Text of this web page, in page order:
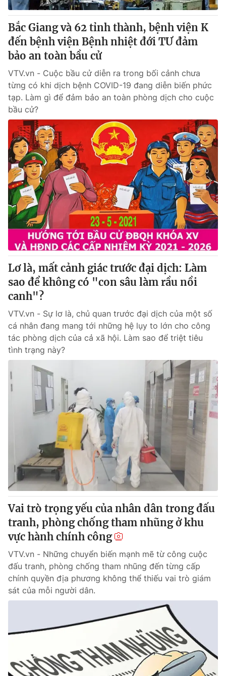
Bắc Giang và 62 tỉnh thành, bệnh viện K
đến bệnh viện Bệnh nhiệt đới TƯ đảm
bảo an toàn bầu cử
VTV.vn - Cuộc bầu cử diễn ra trong bối cảnh chưa
từng có khi dịch bệnh COVID-19 đang diễn biến phức
tạp. Làm gì để đảm bảo an toàn phòng dịch cho cuộc
bầu cử?
Lơ là, mất cảnh giác trước đại dịch: Làm
sao để không có "con sâu làm rầu nồi
canh"?
VTV.vn - Sự lơ là, chủ quan trước đại dịch của một số
cá nhân đang mang tới những hệ lụy to lớn cho công
tác phòng dịch của cả xã hội. Làm sao để triệt tiêu
tình trạng này?
Vai trò trọng yếu của nhân dân trong đấu
tranh, phòng chống tham nhũng ở khu
vực hành chính công
VTV.vn - Những chuyển biến mạnh mẽ từ công cuộc
đấu tranh, phòng chống tham nhũng đến từng cấp
chính quyền địa phương không thể thiếu vai trò giám
sát của mỗi người dân.